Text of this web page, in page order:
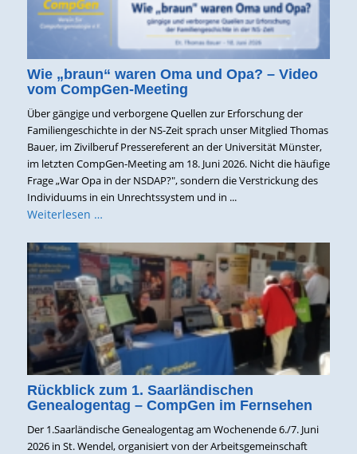
Wie „braun“ waren Oma und Opa? – Video
vom CompGen-Meeting
Über gängige und verborgene Quellen zur Erforschung der
Familiengeschichte in der NS-Zeit sprach unser Mitglied Thomas
Bauer, im Zivilberuf Pressereferent an der Universität Münster,
im letzten CompGen-Meeting am 18. Juni 2026. Nicht die häufige
Frage „War Opa in der NSDAP?", sondern die Verstrickung des
Individuums in ein Unrechtssystem und in ...
Weiterlesen …
Rückblick zum 1. Saarländischen
Genealogentag – CompGen im Fernsehen
Der 1.Saarländische Genealogentag am Wochenende 6./7. Juni
2026 in St. Wendel, organisiert von der Arbeitsgemeinschaft